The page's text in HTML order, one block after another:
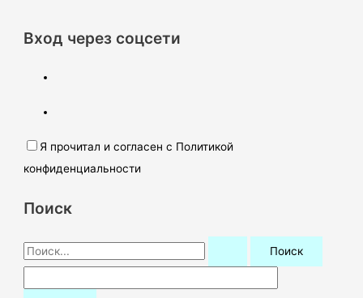
Вход через соцсети
Я прочитал и согласен с Политикой
конфиденциальности
Поиск
П
о
и